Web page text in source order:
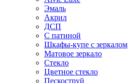
Эмаль
Акрил
ДСП
С патиной
Шкафы-купе с зеркалом
Матовое зеркало
Стекло
Цветное стекло
Пескоструй